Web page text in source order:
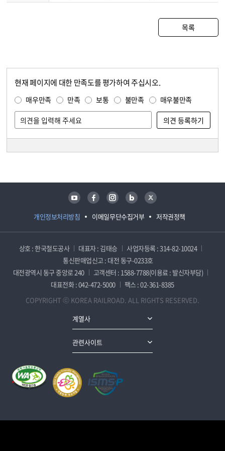
목록
현재 페이지에 대한 만족도를 평가하여 주십시오.
매우만족 만족 보통 불만족 매우불만족
개인정보처리방침 이메일무단수집거부 저작권정책
유튜브 페이스북 인스타그램 블로그 트위터
상호 : 한국철도공사 대표자 : 김태승
사업자등록 : 314-82-10024
통신판매업신고 : 대전 동구-0233호
대전광역시 동구 중앙로 240
고객센터 : 1588-7788(이용료 : 발신자부담)
대표전화 : 042-472-5000
팩스 : 02-361-8385
COPYRIGHT ⓒ KOREA RAILROAD. ALL RIGHTS RESERVED.
계열사
관련사이트